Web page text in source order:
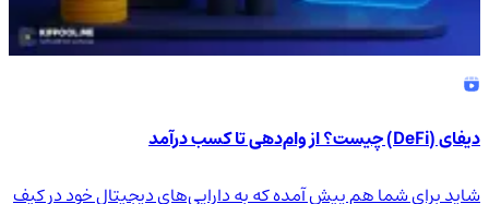
دیفای (DeFi) چیست؟ از وام‌دهی تا کسب درآمد
شاید برای شما هم پیش آمده که به دارایی‌های دیجیتال خود در کیف